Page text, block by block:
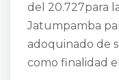
del 20.727para
Jatumpamba
adoquinado de
como finalidad